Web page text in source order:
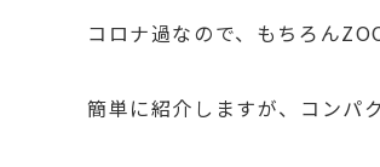
コロナ過なので、もちろん
簡単に紹介しますが、コンパ